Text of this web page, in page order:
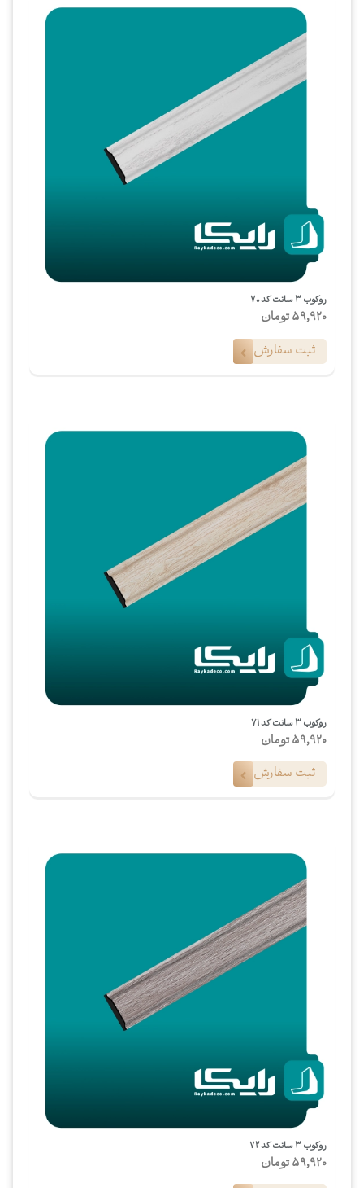
روکوب ۳ سانت کد ۷۰
59,920تومان
ثبت سفارش
روکوب ۳ سانت کد ۷۱
59,920تومان
ثبت سفارش
روکوب ۳ سانت کد ۷۲
59,920تومان